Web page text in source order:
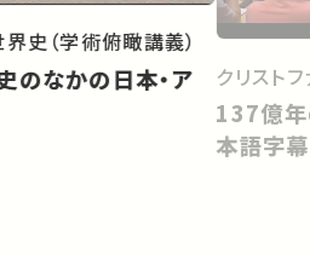
界史（学術俯瞰講義）
クリスト
137億年
本語字幕